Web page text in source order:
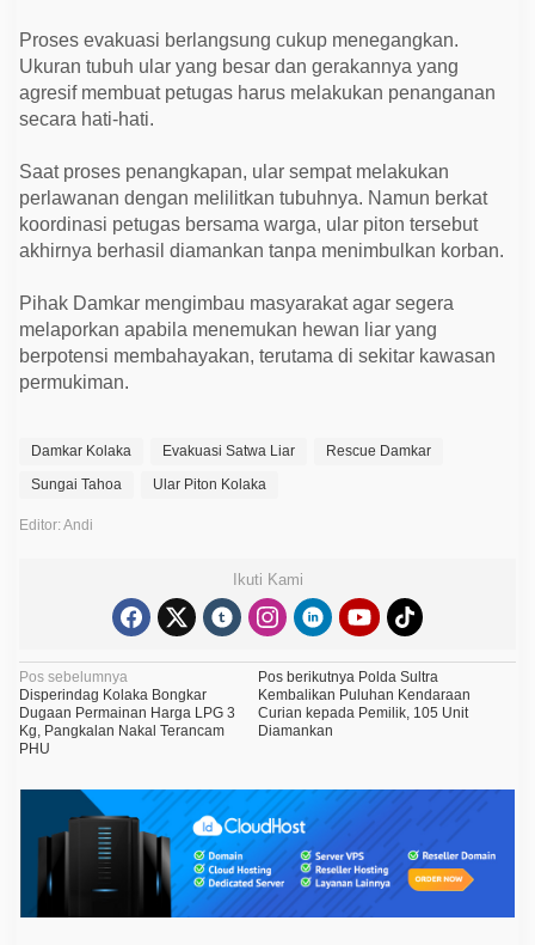
R
e
s
a
Proses evakuasi berlangsung cukup menegangkan.
Ukuran tubuh ular yang besar dan gerakannya yang
agresif membuat petugas harus melakukan penanganan
secara hati-hati.
Saat proses penangkapan, ular sempat melakukan
perlawanan dengan melilitkan tubuhnya. Namun berkat
koordinasi petugas bersama warga, ular piton tersebut
akhirnya berhasil diamankan tanpa menimbulkan korban.
Pihak Damkar mengimbau masyarakat agar segera
melaporkan apabila menemukan hewan liar yang
berpotensi membahayakan, terutama di sekitar kawasan
permukiman.
Damkar Kolaka Evakuasi Satwa Liar
Rescue Damkar
Sungai Tahoa
Ular Piton Kolaka
Editor: Andi
Ikuti Kami
N
a
v
Pos sebelumnya
Disperindag Kolaka Bongkar
Dugaan Permainan Harga LPG 3
Kg, Pangkalan Nakal Terancam
PHU
Pos berikutnyaPolda Sultra
Kembalikan Puluhan Kendaraan
Curian kepada Pemilik, 105 Unit
Diamankan